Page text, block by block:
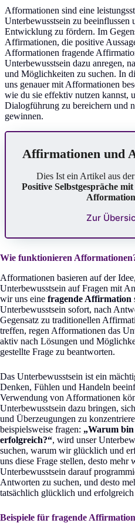
Afformationen sind eine
Unterbewusstsein zu beeinflussen
Entwicklung zu fördern. Im
Affirmationen, die positive
Afformationen fragende
Unterbewusstsein dazu anregen,
und Möglichkeiten zu suchen. In
uns genauer mit Afformationen
wie du sie effektiv nutzen kannst,
Dialogführung zu bereichern und
gewinnen.
Affirmationen und
Dies Ist ein Artikel aus
Positive Selbstgespräche
Zur
Wie funktionieren
Afformationen basieren auf der
Unterbewusstsein auf Fragen mit
wir uns eine fragende Affirmation
Unterbewusstsein sofort, nach
Gegensatz zu traditionellen
treffen, regen Afformationen das
aktiv nach Lösungen und
gestellte Frage zu beantworten.
Das Unterbewusstsein ist ein
Denken, Fühlen und Handeln
Verwendung von Afformationen
Unterbewusstsein dazu bringen,
und Überzeugungen zu
beispielsweise fragen: „Warum
erfolgreich?“, wird unser
suchen, warum wir glücklich und
uns diese Frage stellen, desto mehr
Unterbewusstsein darauf
Antworten zu suchen, und desto
tatsächlich glücklich und
Beispiele für fragende